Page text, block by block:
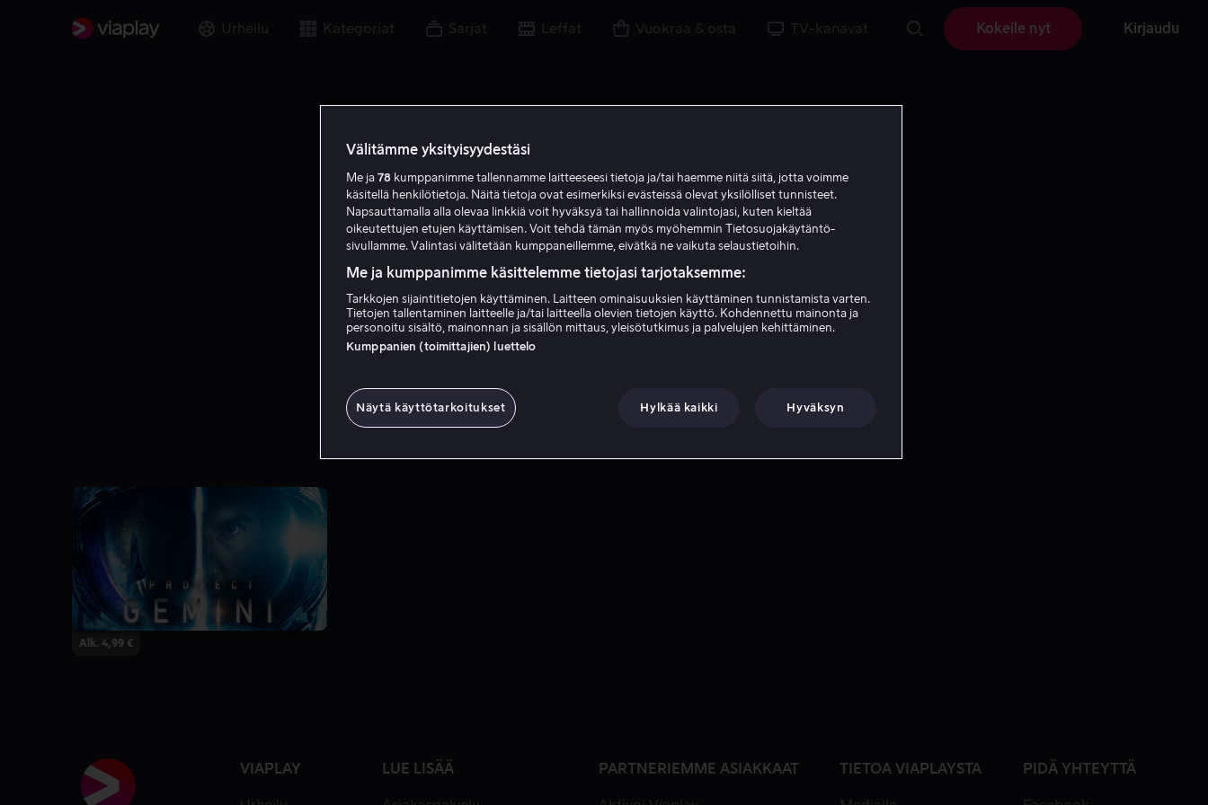
Urheilu Kategoriat Sarjat Leffat Vuokraa & osta TV-kanavat Kokeile nyt Kirjaudu
N D
Nikita Dyuvbanov
Alk. 4,99 €
VIAPLAY LUE LISÄÄ PARTNERIEMME ASIAKKAAT TIETOA VIAPLAYSTA PIDÄ YHTEYTTÄ
Välitämme yksityisyydestäsi
Me ja 78 kumppanimme tallennamme laitteeseesi tietoja ja/tai haemme niitä siitä, jotta voimme
käsitellä henkilötietoja. Näitä tietoja ovat esimerkiksi evästeissä olevat yksilölliset tunnisteet.
Napsauttamalla alla olevaa linkkiä voit hyväksyä tai hallinnoida valintojasi, kuten kieltää
oikeutettujen etujen käyttämisen. Voit tehdä tämän myös myöhemmin Tietosuojakäytäntö-
sivullamme. Valintasi välitetään kumppaneillemme, eivätkä ne vaikuta selaustietoihin.
Me ja kumppanimme käsittelemme tietojasi tarjotaksemme:
Tarkkojen sijaintitietojen käyttäminen. Laitteen ominaisuuksien käyttäminen tunnistamista varten.
Tietojen tallentaminen laitteelle ja/tai laitteella olevien tietojen käyttö. Kohdennettu mainonta ja
personoitu sisältö, mainonnan ja sisällön mittaus, yleisötutkimus ja palvelujen kehittäminen.
Kumppanien (toimittajien) luettelo
Näytä käyttötarkoitukset Hylkää kaikki Hyväksyn